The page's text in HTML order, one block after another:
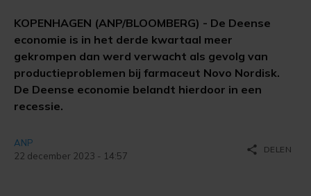
KOPENHAGEN (ANP/BLOOMBERG) - De Deense
economie is in het derde kwartaal meer
gekrompen dan werd verwacht als gevolg van
productieproblemen bij farmaceut Novo Nordisk.
De Deense economie belandt hierdoor in een
recessie.
ANP
22 december 2023 - 14:57
share DELEN